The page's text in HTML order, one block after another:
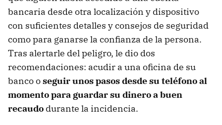
bancaria desde otra localización y dispositivo
con suficientes detalles y consejos de seguridad
como para ganarse la confianza de la persona.
Tras alertarle del peligro, le dio dos
recomendaciones: acudir a una oficina de su
banco oseguir unos pasos desde su teléfono al
momento para guardar su dinero a buen
recaudo durante la incidencia.